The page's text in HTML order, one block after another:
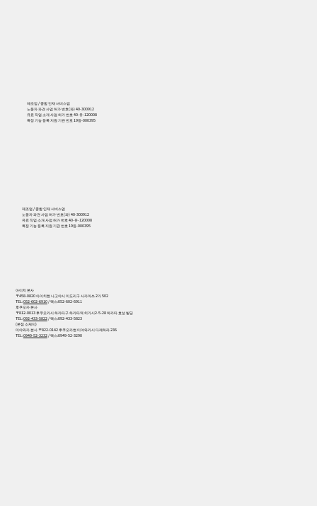
제조업 / 종합 인재 서비스업
노동자 파견 사업 허가 번호(파) 40-300912
유료 직업 소개 사업 허가 번호 40-유-120008
특정 기능 등록 지원 기관 번호 19등-000395
제조업 / 종합 인재 서비스업
노동자 파견 사업 허가 번호(파) 40-300912
유료 직업 소개 사업 허가 번호 40-유-120008
특정 기능 등록 지원 기관 번호 19등-000395
아이치 본사
〒458-0820 아이치현 나고야시 미도리구 사카마쓰 2가 502
TEL:052-602-6910/ 팩스:052-602-6911
후쿠오카 본사
〒812-0013 후쿠오카시 하카타구 하카타역 히가시2-5-28 하카타 효성 빌딩
TEL:092-433-5822/ 팩스:092-433-5823
(본점 소재지)
미야와카 본사 〒822-0142 후쿠오카현 미야와카시 다케하라 236
TEL:0949-52-3232/ 팩스:0949-52-3290